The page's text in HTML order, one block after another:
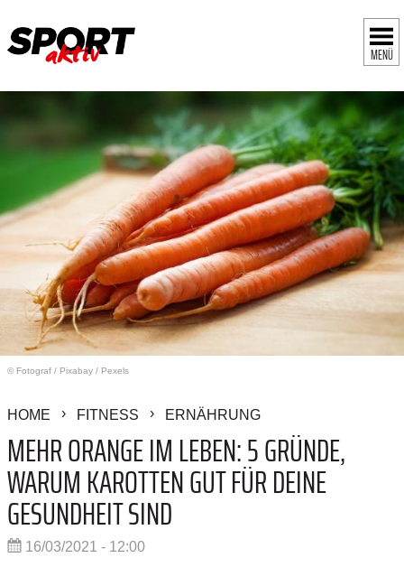
MENÜ
© Fotograf / Pixabay / Pexels
HOME FITNESS ERNÄHRUNG
MEHR ORANGE IM LEBEN: 5 GRÜNDE,
WARUM KAROTTEN GUT FÜR DEINE
GESUNDHEIT SIND
16/03/2021 - 12:00